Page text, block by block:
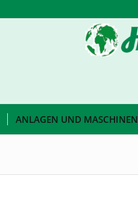
ANLAGEN UND MASCHINEN